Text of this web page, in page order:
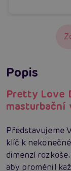
Popis
Pretty Love
masturbační
Představujeme
klíč k
dimenzí
aby proměnil